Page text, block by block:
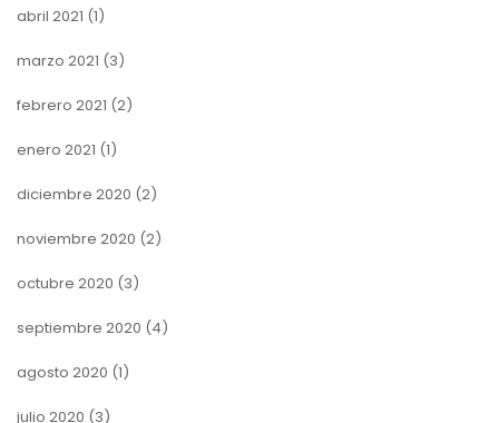
abril 2021 (1)
marzo 2021 (3)
febrero 2021 (2)
enero 2021 (1)
diciembre 2020 (2)
noviembre 2020 (2)
octubre 2020 (3)
septiembre 2020 (4)
agosto 2020 (1)
julio 2020 (3)